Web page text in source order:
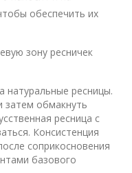
обеспечить их
зону ресничек
натуральные ресницы.
затем обмакнуть
ресница с
Консистенция
соприкосновения
базового